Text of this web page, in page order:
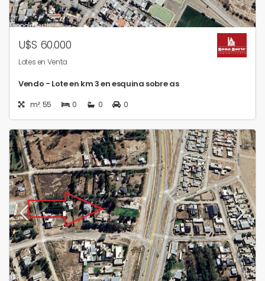
U$S 60.000
Lotes en Venta
Vendo - Lote en km 3 en esquina sobre as
m²: 55 0 0 0